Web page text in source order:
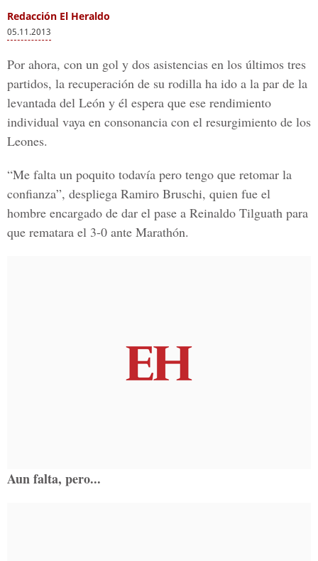
Redacción El Heraldo
05.11.2013
Por ahora, con un gol y dos asistencias en los últimos tres
partidos, la recuperación de su rodilla ha ido a la par de la
levantada del León y él espera que ese rendimiento
individual vaya en consonancia con el resurgimiento de los
Leones.
“Me falta un poquito todavía pero tengo que retomar la
confianza”, despliega Ramiro Bruschi, quien fue el
hombre encargado de dar el pase a Reinaldo Tilguath para
que rematara el 3-0 ante Marathón.
Aun falta, pero...